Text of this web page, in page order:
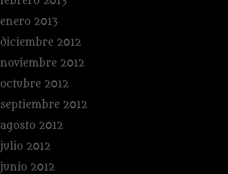
enero 2013
diciembre 2012
noviembre 2012
octubre 2012
septiembre 2012
agosto 2012
julio 2012
junio 2012